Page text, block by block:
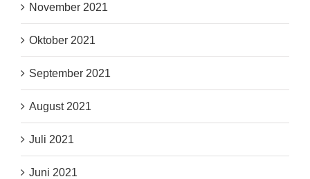
November 2021
Oktober 2021
September 2021
August 2021
Juli 2021
Juni 2021